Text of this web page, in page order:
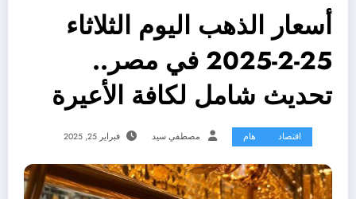
أسعار الذهب اليوم الثلاثاء
25-2-2025 في مصر..
تحديث شامل لكافة الأعيرة
اقتصاد هام مصطفي سيد فبراير 25, 2025